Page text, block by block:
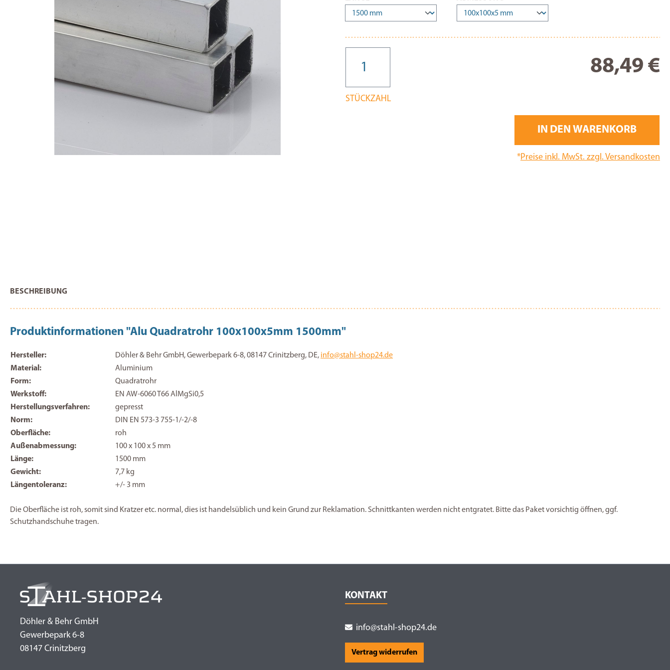
88,49 €
STÜCKZAHL
IN DEN WARENKORB
*Preise inkl. MwSt. zzgl. Versandkosten
BESCHREIBUNG
Produktinformationen "Alu Quadratrohr 100x100x5mm 1500mm"
Hersteller: Döhler & Behr GmbH, Gewerbepark 6-8, 08147 Crinitzberg, DE, info@stahl-shop24.de
Material:
Aluminium
Form:
Quadratrohr
Werkstoff:
EN AW-6060 T66 AlMgSi0,5
Herstellungsverfahren:
gepresst
Norm:
DIN EN 573-3 755-1/-2/-8
Oberfläche:
roh
Außenabmessung:
100 x 100 x 5 mm
Länge:
1500 mm
Gewicht:
7,7 kg
Längentoleranz:
+/- 3 mm
Die Oberfläche ist roh, somit sind Kratzer etc. normal, dies ist handelsüblich und kein Grund zur Reklamation. Schnittkanten werden nicht entgratet. Bitte das Paket vorsichtig öffnen, ggf.
Schutzhandschuhe tragen.
Döhler & Behr GmbH
Gewerbepark 6-8
08147 Crinitzberg
KONTAKT
info@stahl-shop24.de
Vertrag widerrufen